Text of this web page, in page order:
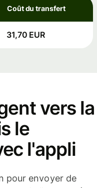
Coût du transfert
31,70 EUR
vers la
le
l'appli
pour envoyer de